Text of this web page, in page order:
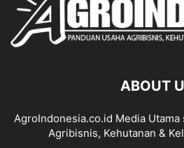
ABOUT
AgroIndonesia.co.id Media Utama
Agribisnis, Kehutanan &